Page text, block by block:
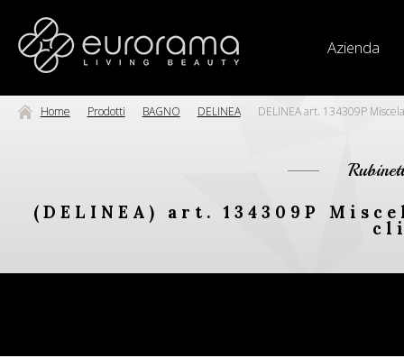
Azienda
Home Prodotti BAGNO DELINEA DELINEA art. 134309P
(DELINEA) art. 134309P